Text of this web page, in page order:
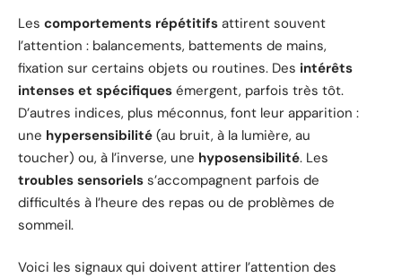
Les comportements répétitifs attirent souvent
l’attention : balancements, battements de mains,
fixation sur certains objets ou routines. Des intérêts
intenses et spécifiques émergent, parfois très tôt.
D’autres indices, plus méconnus, font leur apparition :
une hypersensibilité (au bruit, à la lumière, au
toucher) ou, à l’inverse, une hyposensibilité. Les
troubles sensoriels s’accompagnent parfois de
difficultés à l’heure des repas ou de problèmes de
sommeil.
Voici les signaux qui doivent attirer l’attention des